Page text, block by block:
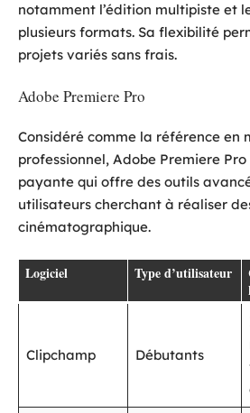
notamment l’édition multipiste et
plusieurs formats. Sa flexibilité
projets variés sans frais.
Adobe Premiere Pro
Considéré comme la référence en
professionnel, Adobe Premiere
payante qui offre des outils
utilisateurs cherchant à réaliser
cinématographique.
Logiciel Type d’utilisateur
Clipchamp Débutants